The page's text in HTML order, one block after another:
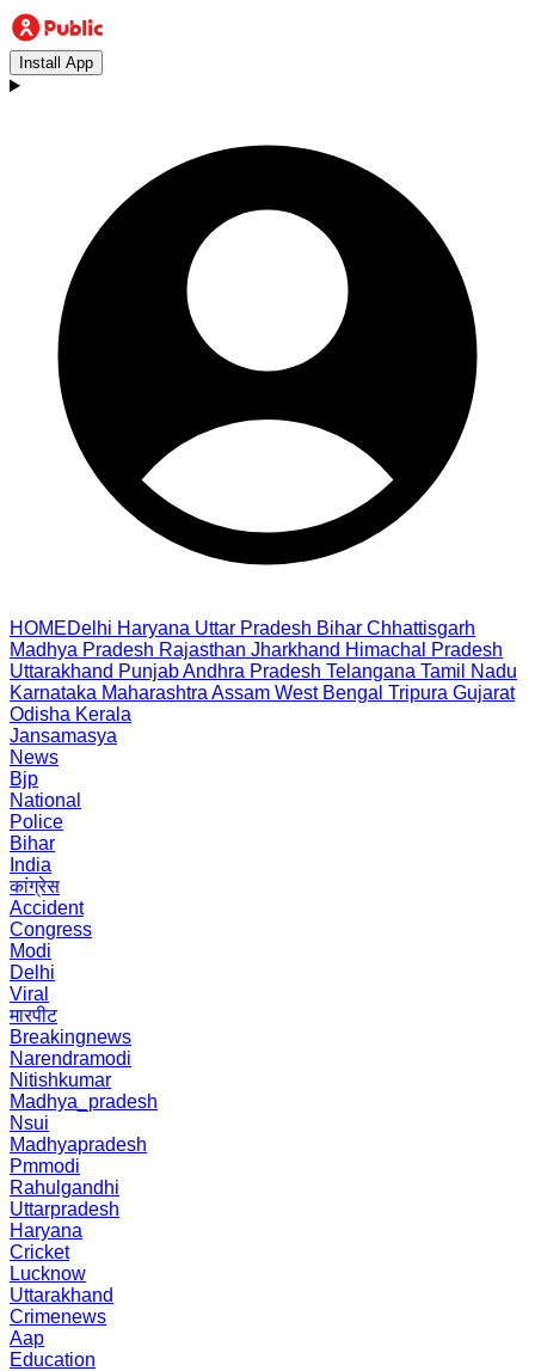
Install App
HOMEDelhi Haryana Uttar Pradesh Bihar Chhattisgarh
Madhya Pradesh Rajasthan Jharkhand Himachal Pradesh
Uttarakhand PunjabAndhra Pradesh Telangana Tamil Nadu
Karnataka Maharashtra Assam West Bengal Tripura Gujarat
Odisha Kerala
Jansamasya
News
Bjp
National
Police
Bihar
India
कांग्रेस
Accident
Congress
Modi
Delhi
Viral
मारपीट
Breakingnews
Narendramodi
Nitishkumar
Madhya_pradesh
Nsui
Madhyapradesh
Pmmodi
Rahulgandhi
Uttarpradesh
Haryana
Cricket
Lucknow
Uttarakhand
Crimenews
Aap
Education